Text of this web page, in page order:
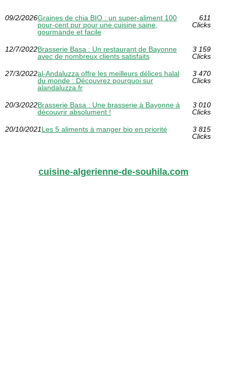
09/2/2026Graines de chia BIO : un super-aliment 100
pour-cent pur pour une cuisine saine,
gourmande et facile
611
Clicks
12/7/2022Brasserie Basa : Un restaurant de Bayonne
avec de nombreux clients satisfaits
3 159
Clicks
27/3/2022al-Andaluzza offre les meilleurs délices halal
du monde : Découvrez pourquoi sur
alandaluzza.fr
3 470
Clicks
20/3/2022Brasserie Basa : Une brasserie à Bayonne à
découvrir absolument !
3 010
Clicks
20/10/2021Les 5 aliments à manger bio en priorité
3 815
Clicks
cuisine-algerienne-de-souhila.com